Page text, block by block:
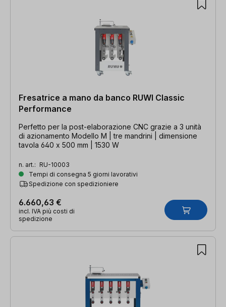
Fresatrice a mano da banco RUWI Classic
Performance
Perfetto per la post-elaborazione CNC grazie a 3 unità
di azionamento Modello M | tre mandrini | dimensione
tavola 640 x 500 mm | 1530 W
n. art.: RU-10003
Tempi di consegna 5 giorni lavorativi
Spedizione con spedizioniere
6.660,63 €
incl. IVA più costi di
spedizione